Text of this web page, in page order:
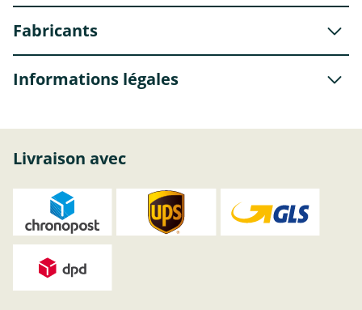
Fabricants
Informations légales
Livraison avec